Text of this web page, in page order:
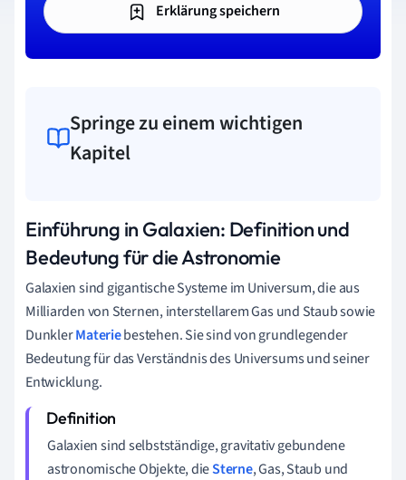
Erklärung speichern
Springe zu einem wichtigen
Kapitel
Einführung in Galaxien: Definition und
Bedeutung für die Astronomie
Galaxien sind gigantische Systeme im Universum, die aus
Milliarden von Sternen, interstellarem Gas und Staub sowie
DunklerMateriebestehen. Sie sind von grundlegender
Bedeutung für das Verständnis des Universums und seiner
Entwicklung.
Galaxien sind selbstständige, gravitativ gebundene
astronomische Objekte, dieSterne, Gas, Staub und